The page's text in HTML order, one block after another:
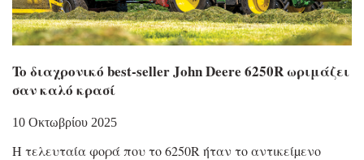
To διαχρονικό best-seller John Deere 6250R ωριμάζει
σαν καλό κρασί
10 Οκτωβρίου 2025
Η τελευταία φορά που το 6250R ήταν το αντικείµενο